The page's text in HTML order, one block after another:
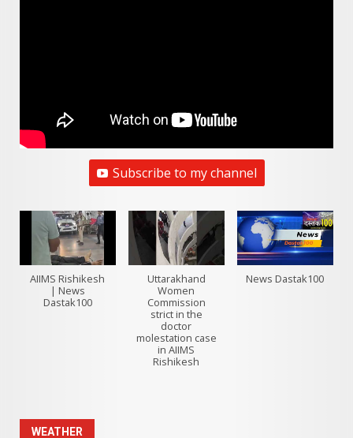
Subscribe to my channel
AIIMS Rishikesh
| News
Dastak100
Uttarakhand
Women
Commission
strict in the
doctor
molestation case
in AIIMS
Rishikesh
News Dastak100
WEATHER